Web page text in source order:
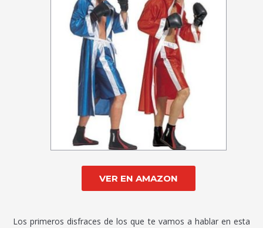
VER EN AMAZON
Los primeros disfraces de los que te vamos a hablar en esta